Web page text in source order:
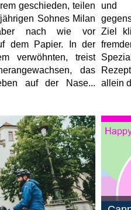
geschieden, teilen
Sohnes Milan
nach wie vor
dem Papier. In der
verwöhnten, treist
das
auf der Nase...
und
Ziel
allein